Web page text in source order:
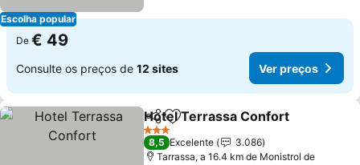
Escolha popular
De € 49
Consulte os preços de 12 sites Ver preços
PartilharAdicionar aos favoritos
Hotel Terrassa Confort
3 Estrelas
8,5 Excelente
3.086
Tarrassa, a 16.4 km de Monistrol de